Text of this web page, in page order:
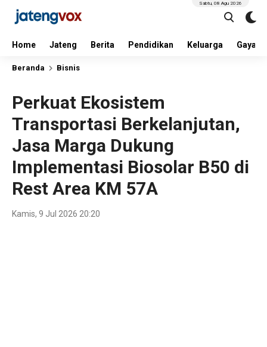
Home Jateng Berita Pendidikan Keluarga Gaya
Sabtu, 08 Agu 2026
Beranda Bisnis
Perkuat Ekosistem
Transportasi Berkelanjutan,
Jasa Marga Dukung
Implementasi Biosolar B50 di
Rest Area KM 57A
Kamis, 9 Jul 2026 20:20